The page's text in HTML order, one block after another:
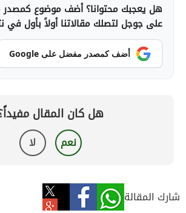
هل يعجبك محتوانا؟ أضف موضوع
على جوجل لتصلك مقالاتنا أولاً بأول في
أضف كمصدر مفضل على Google
هل كان المقال
نعم لا
شارك المقالة